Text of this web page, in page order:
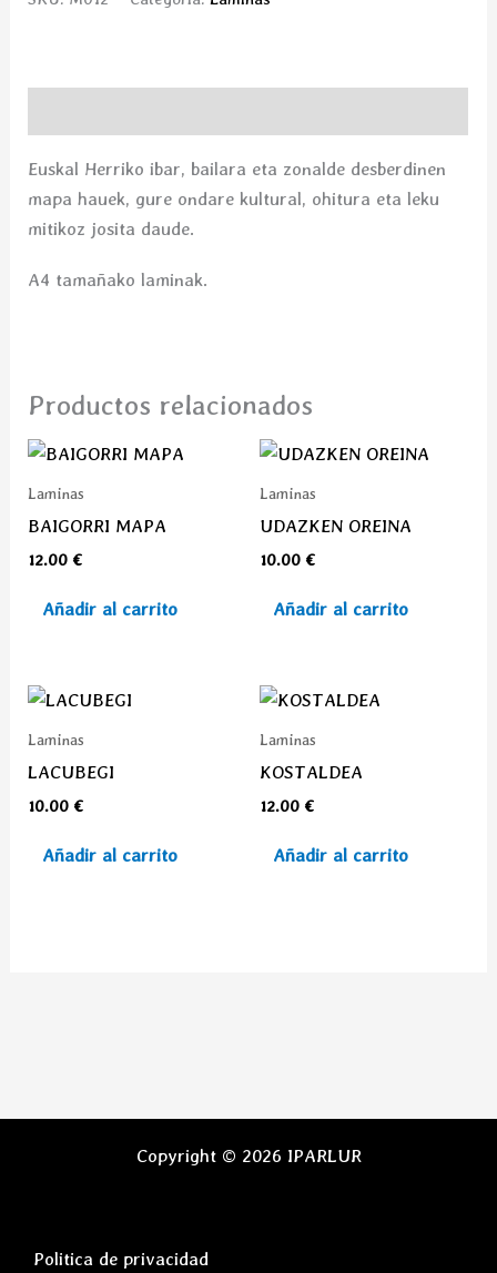
Euskal Herriko ibar, bailara eta zonalde desberdinen
mapa hauek, gure ondare kultural, ohitura eta leku
mitikoz josita daude.
A4 tamañako laminak.
Productos relacionados
Laminas
BAIGORRI MAPA
12.00 €
Añadir al carrito
Laminas
UDAZKEN OREINA
10.00 €
Añadir al carrito
Laminas
LACUBEGI
10.00 €
Añadir al carrito
Laminas
KOSTALDEA
12.00 €
Añadir al carrito
Copyright © 2026 IPARLUR
Politica de privacidad